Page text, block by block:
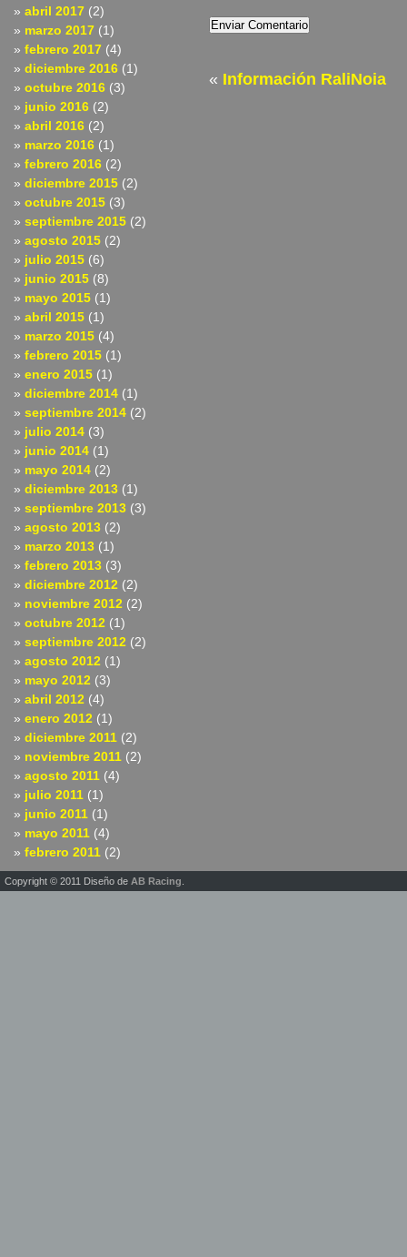
abril 2017 (2)
marzo 2017 (1)
febrero 2017 (4)
diciembre 2016 (1)
octubre 2016 (3)
junio 2016 (2)
abril 2016 (2)
marzo 2016 (1)
febrero 2016 (2)
diciembre 2015 (2)
octubre 2015 (3)
septiembre 2015 (2)
agosto 2015 (2)
julio 2015 (6)
junio 2015 (8)
mayo 2015 (1)
abril 2015 (1)
marzo 2015 (4)
febrero 2015 (1)
enero 2015 (1)
diciembre 2014 (1)
septiembre 2014 (2)
julio 2014 (3)
junio 2014 (1)
mayo 2014 (2)
diciembre 2013 (1)
septiembre 2013 (3)
agosto 2013 (2)
marzo 2013 (1)
febrero 2013 (3)
diciembre 2012 (2)
noviembre 2012 (2)
octubre 2012 (1)
septiembre 2012 (2)
agosto 2012 (1)
mayo 2012 (3)
abril 2012 (4)
enero 2012 (1)
diciembre 2011 (2)
noviembre 2011 (2)
agosto 2011 (4)
julio 2011 (1)
junio 2011 (1)
mayo 2011 (4)
febrero 2011 (2)
« Información RaliNoia
Copyright © 2011 Diseño de AB Racing